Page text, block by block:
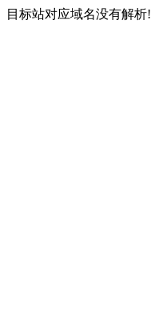
目标站对应域名没有解析!